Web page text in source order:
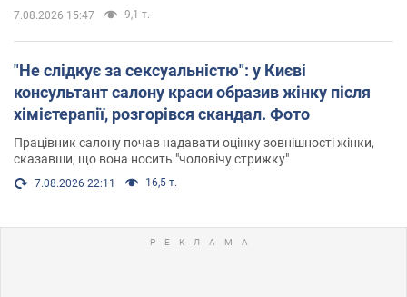
7.08.2026 15:47 9,1 т.
"Не слідкує за сексуальністю": у Києві
консультант салону краси образив жінку після
хімієтерапії, розгорівся скандал. Фото
Працівник салону почав надавати оцінку зовнішності жінки,
сказавши, що вона носить "чоловічу стрижку"
7.08.2026 22:11 16,5 т.